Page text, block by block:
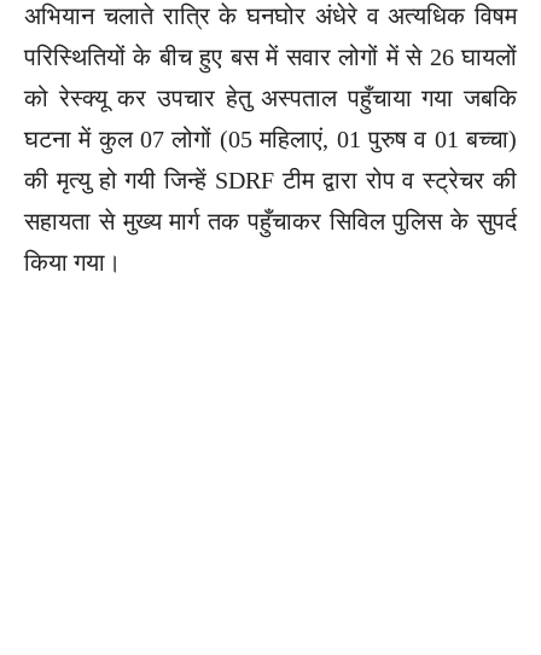
अभियान चलाते रात्रि के घनघोर अंधेरे व अत्यधिक विषम
परिस्थितियों के बीच हुए बस में सवार लोगों में से 26 घायलों
को रेस्क्यू कर उपचार हेतु अस्पताल पहुँचाया गया जबकि
घटना में कुल 07 लोगों (05 महिलाएं, 01 पुरुष व 01 बच्चा)
की मृत्यु हो गयी जिन्हें SDRF टीम द्वारा रोप व स्ट्रेचर की
सहायता से मुख्य मार्ग तक पहुँचाकर सिविल पुलिस के सुपर्द
किया गया।